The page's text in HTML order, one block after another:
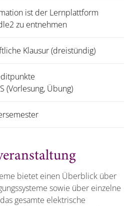
ist der Lernplattform
zu entnehmen
Klausur (dreistündig)
(Vorlesung, Übung)
bietet einen Überblick über
sowie über einzelne
gesamte elektrische